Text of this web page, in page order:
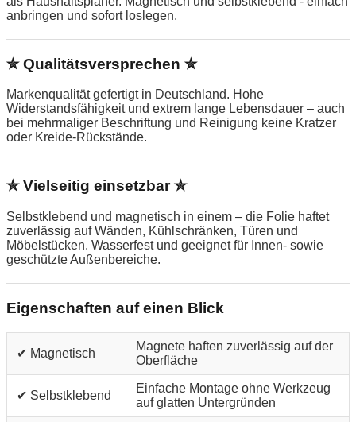
anbringen und sofort loslegen.
✮ Qualitätsversprechen ✮
Markenqualität gefertigt in Deutschland. Hohe
Widerstandsfähigkeit und extrem lange Lebensdauer – auch
bei mehrmaliger Beschriftung und Reinigung keine Kratzer
oder Kreide-Rückstände.
✮ Vielseitig einsetzbar ✮
Selbstklebend und magnetisch in einem – die Folie haftet
zuverlässig auf Wänden, Kühlschränken, Türen und
Möbelstücken. Wasserfest und geeignet für Innen- sowie
geschützte Außenbereiche.
Eigenschaften auf einen Blick
✔ Magnetisch
Magnete haften zuverlässig auf der
Oberfläche
✔ Selbstklebend
Einfache Montage ohne Werkzeug
auf glatten Untergründen